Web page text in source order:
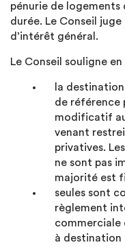
pénurie de
durée. Le Conseil juge
d’intérêt général.
Le Conseil souligne
la
de référence
modificatif
venant
privatives.
ne sont pas
majorité est
seules sont
règlement
commerciale
à destination